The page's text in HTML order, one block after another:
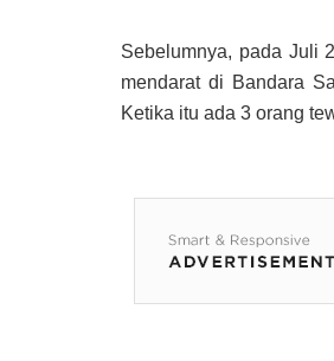
Sebelumnya, pada Juli
mendarat di Bandara
Ketika itu ada 3 orang